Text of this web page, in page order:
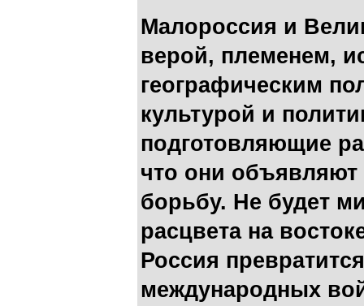
Малороссия и
верой, племенем,
географическим
культурой и
подготовляющие
что они
борьбу. Не будет
расцвета на
Россия
международных